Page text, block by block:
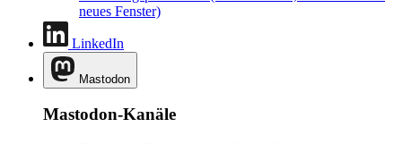
neues Fenster)
LinkedIn
Mastodon
Mastodon-Kanäle